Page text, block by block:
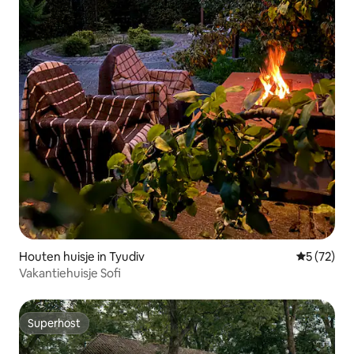
Houten huisje in Tyudiv
5 (72)
Vakantiehuisje Sofi
Superhost
Superhost